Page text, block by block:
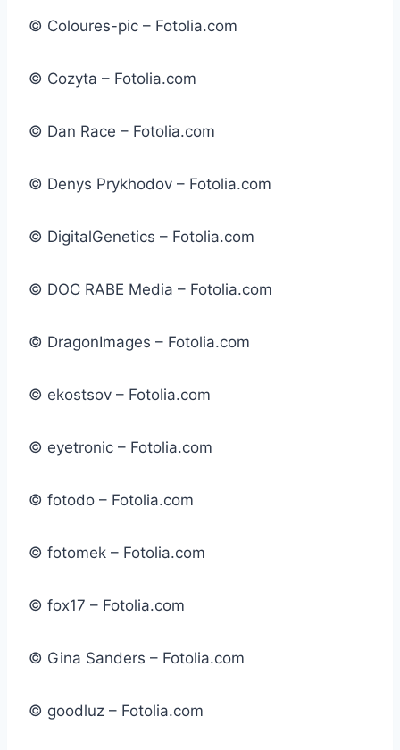
© Coloures-pic – Fotolia.com
© Cozyta – Fotolia.com
© Dan Race – Fotolia.com
© Denys Prykhodov – Fotolia.com
© DigitalGenetics – Fotolia.com
© DOC RABE Media – Fotolia.com
© DragonImages – Fotolia.com
© ekostsov – Fotolia.com
© eyetronic – Fotolia.com
© fotodo – Fotolia.com
© fotomek – Fotolia.com
© fox17 – Fotolia.com
© Gina Sanders – Fotolia.com
© goodluz – Fotolia.com